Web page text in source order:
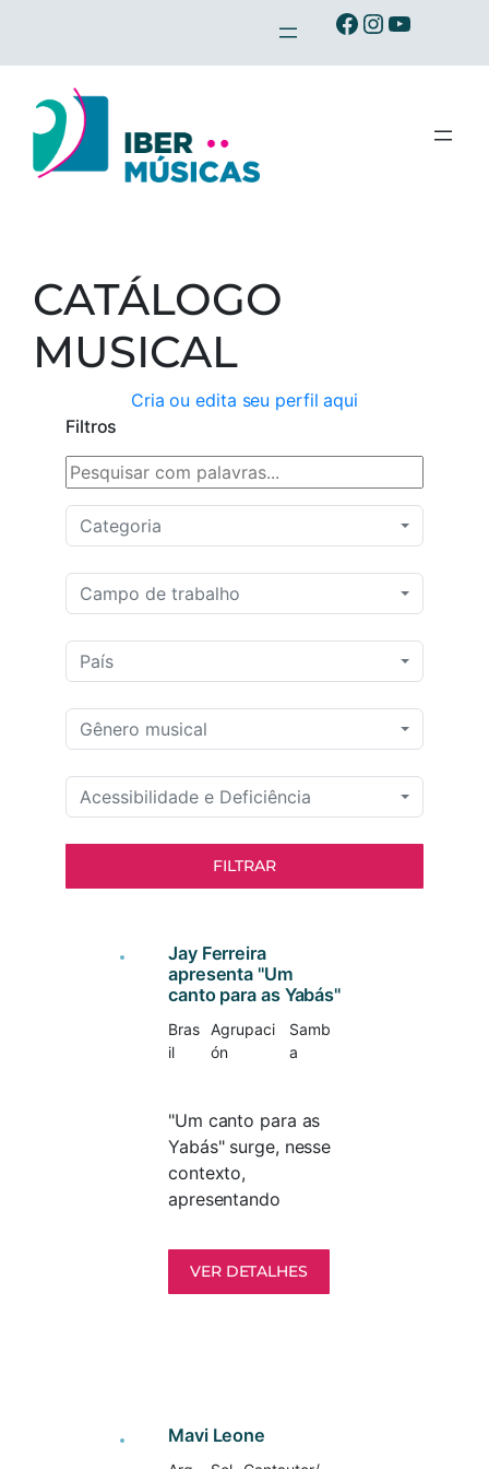
o
conteúdo
Ibermusicas no Facebook
Ibermusicas no Instagram
Ibermusicas no Youtube
CATÁLOGO
MUSICAL
Cria ou edita seu perfil aqui
Filtros
Categoria
Campo de trabalho
País
Gênero musical
Acessibilidade e Deficiência
FILTRAR
Jay Ferreira
apresenta "Um
canto para as Yabás"
Bras
il
Agrupaci
ón
Samb
a
"Um canto para as
Yabás" surge, nesse
contexto,
apresentando
que enfatizam as
orixás femininas, as
vai além da
linguagem musical,
VER DETALHES
Mavi Leone